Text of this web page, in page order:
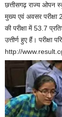
छत्तीसगढ़ राज्य ओपन
मुख्य एवं अवसर परीक्षा
की परीक्षा में 53.7
उत्तीर्ण हुए हैं।
http://